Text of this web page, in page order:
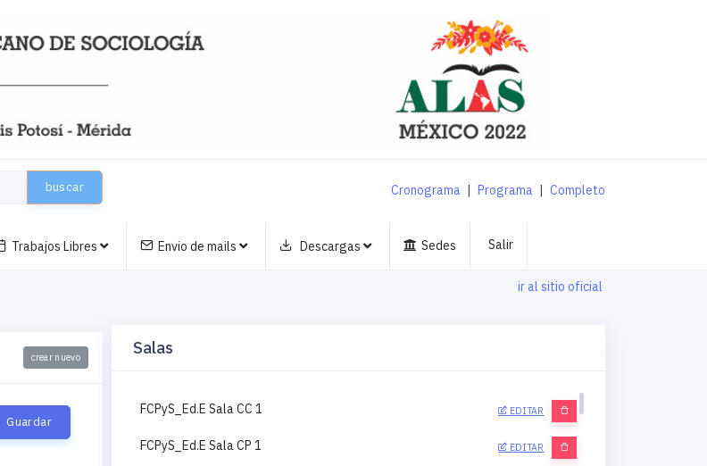
buscar Cronograma | Programa | Completo
Trabajos Libres Envio de mails Descargas Sedes Salir
ir al sitio oficial
crear nuevo Salas
FCPyS_Ed.E Sala CC 1 EDITAR
FCPyS_Ed.E Sala CP 1 EDITAR